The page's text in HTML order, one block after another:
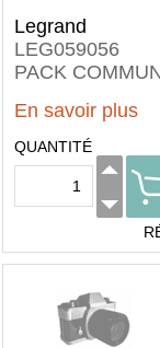
Legrand
LEG059056
PACK
En savoir plus
QUANTITÉ